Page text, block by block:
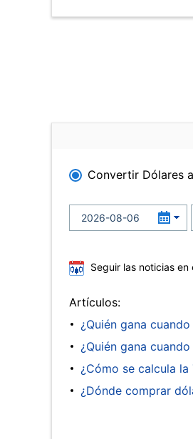
Convertir Dólares
Seguir las noticias en
Artículos:
¿Quién gana
¿Quién gana
¿Cómo se calcula
¿Dónde comprar